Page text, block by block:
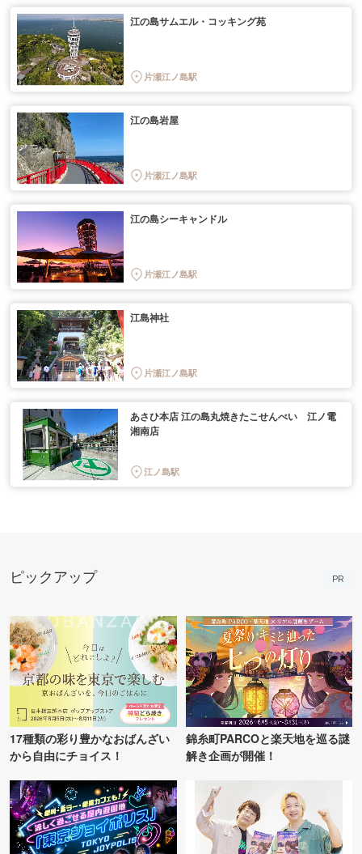
江の島サムエル・コッキング苑
片瀬江ノ島駅
江の島岩屋
片瀬江ノ島駅
江の島シーキャンドル
片瀬江ノ島駅
江島神社
片瀬江ノ島駅
あさひ本店 江の島丸焼きたこせんべい 江ノ電
湘南店
江ノ島駅
ピックアップ PR
17種類の彩り豊かなおばんざい
から自由にチョイス！
錦糸町PARCOと楽天地を巡る謎
解き企画が開催！